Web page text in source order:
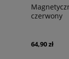
czerwony
64,90 zł